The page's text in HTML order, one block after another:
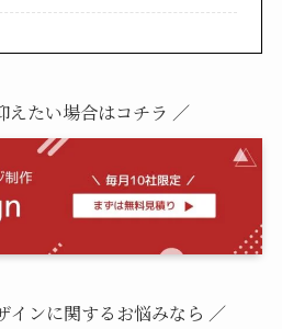
えたい場合はコチラ ／
インに関するお悩みなら ／